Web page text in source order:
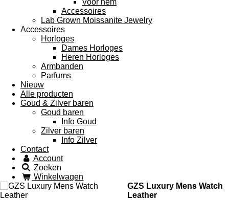
Voor hem
Accessoires
Lab Grown Moissanite Jewelry
Accessoires
Horloges
Dames Horloges
Heren Horloges
Armbanden
Parfums
Nieuw
Alle producten
Goud & Zilver baren
Goud baren
Info Goud
Zilver baren
Info Zilver
Contact
Account
Zoeken
Winkelwagen
GZS Luxury Mens Watch
Leather